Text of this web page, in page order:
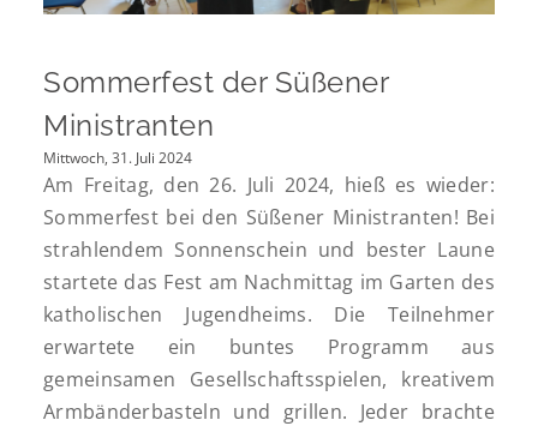
Sommerfest der Süßener
Ministranten
Mittwoch, 31. Juli 2024
Am Freitag, den 26. Juli 2024, hieß es wieder:
Sommerfest bei den Süßener Ministranten! Bei
strahlendem Sonnenschein und bester Laune
startete das Fest am Nachmittag im Garten des
katholischen Jugendheims. Die Teilnehmer
erwartete ein buntes Programm aus
gemeinsamen Gesellschaftsspielen, kreativem
Armbänderbasteln und grillen. Jeder brachte